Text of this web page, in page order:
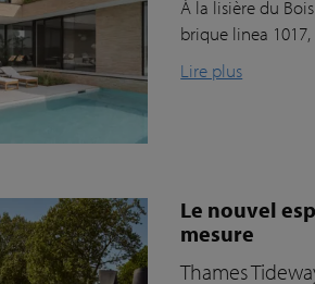
À la lisière du
brique linea 1017,
Lire plus
Le nouvel
mesure
Thames